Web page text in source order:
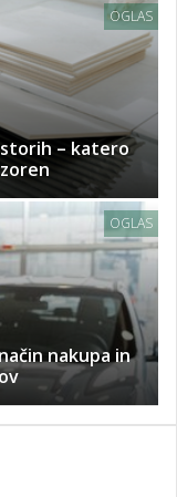
OGLAS
– katero
OGLAS
nakupa in